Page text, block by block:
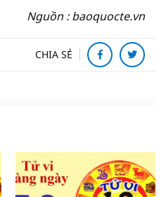
Nguồn : baoquocte.vn
CHIA SẺ